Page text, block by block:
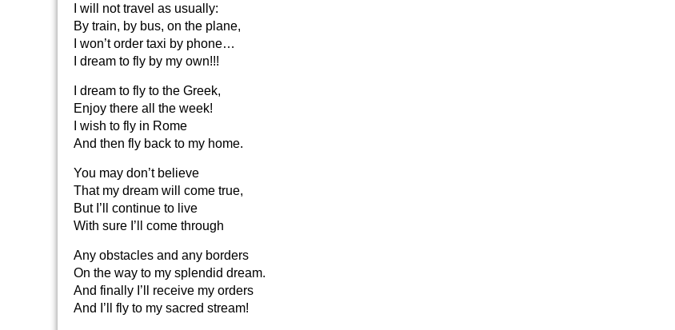
I will not travel as usually:
By train, by bus, on the plane,
I won’t order taxi by phone…
I dream to fly by my own!!!
I dream to fly to the Greek,
Enjoy there all the week!
I wish to fly in Rome
And then fly back to my home.
You may don’t believe
That my dream will come true,
But I’ll continue to live
With sure I’ll come through
Any obstacles and any borders
On the way to my splendid dream.
And finally I’ll receive my orders
And I’ll fly to my sacred stream!